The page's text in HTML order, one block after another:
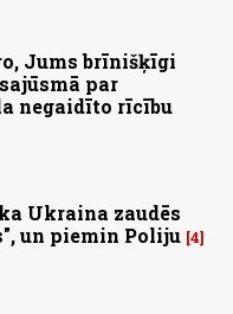
Jums brīnišķīgi
par
negaidīto rīcību
Ukraina zaudēs
un piemin Poliju 4